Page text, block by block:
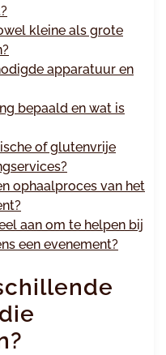
kleine als grote
apparatuur en
bepaald en wat is
of glutenvrije
ophaalproces van het
aan om te helpen bij
een evenement?